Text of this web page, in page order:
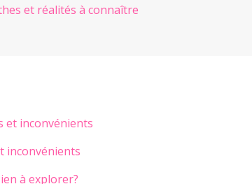
et réalités à connaître
et inconvénients
inconvénients
à explorer?